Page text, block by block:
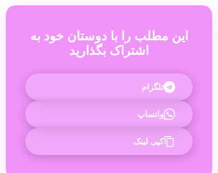
این مطلب را با دوستان خود به
اشتراک بگذارید
تلگرام
واتساپ
کپی لینک